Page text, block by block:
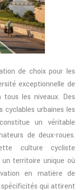
de choix pour les
exceptionnelle de
les niveaux. Des
cyclables urbaines les
un véritable
de deux-roues.
culture cycliste
territoire unique où
en matière de
spécificités qui attirent